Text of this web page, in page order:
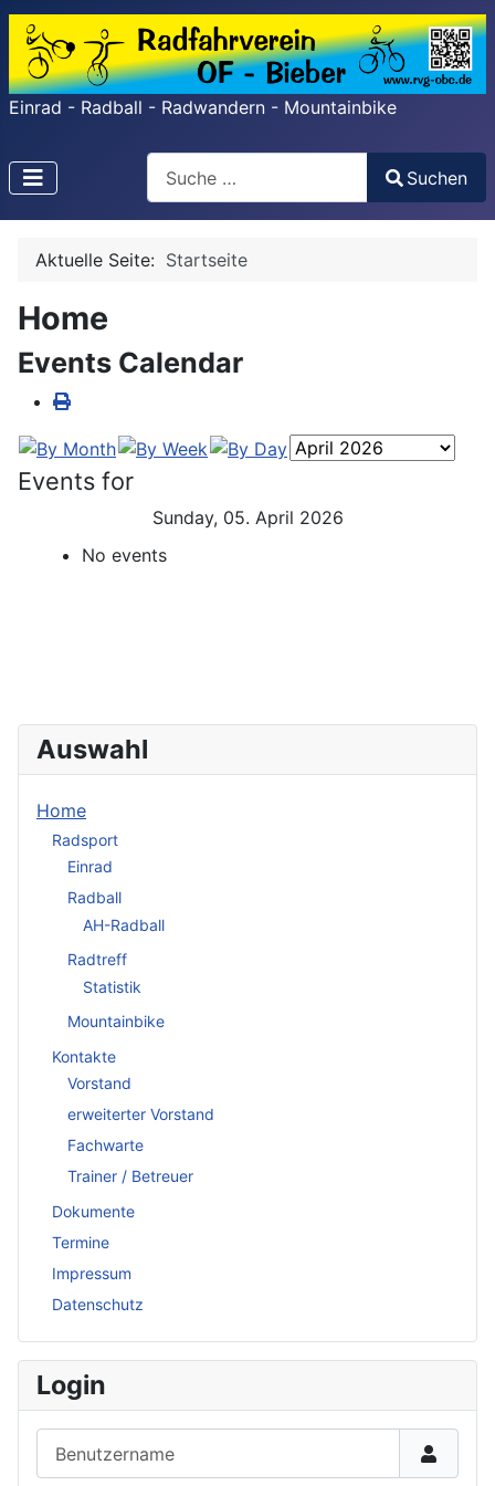
Einrad - Radball - Radwandern - Mountainbike
Search
Type 2 or more characters for results.
Suchen
Aktuelle Seite: Startseite
Home
Events Calendar
Events for
Sunday, 05. April 2026
No events
Auswahl
Home
Radsport
Einrad
Radball
AH-Radball
Radtreff
Statistik
Mountainbike
Kontakte
Vorstand
erweiterter Vorstand
Fachwarte
Trainer / Betreuer
Dokumente
Termine
Impressum
Datenschutz
Login